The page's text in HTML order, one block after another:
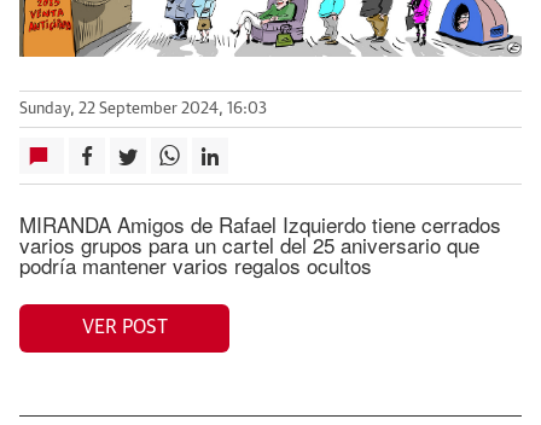
Sunday, 22 September 2024, 16:03
MIRANDA Amigos de Rafael Izquierdo tiene cerrados
varios grupos para un cartel del 25 aniversario que
podría mantener varios regalos ocultos
VER POST